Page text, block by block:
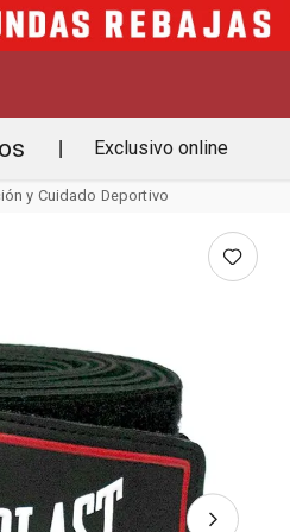
Exclusivo online
y Cuidado Deportivo